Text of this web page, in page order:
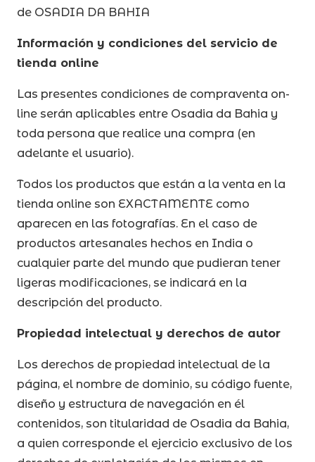
de OSADIA DA BAHIA
Información y condiciones del servicio de
tienda online
Las presentes condiciones de compraventa on-
line serán aplicables entre Osadia da Bahia y
toda persona que realice una compra (en
adelante el usuario).
Todos los productos que están a la venta en la
tienda online son EXACTAMENTE como
aparecen en las fotografías. En el caso de
productos artesanales hechos en India o
cualquier parte del mundo que pudieran tener
ligeras modificaciones, se indicará en la
descripción del producto.
Propiedad intelectual y derechos de autor
Los derechos de propiedad intelectual de la
página, el nombre de dominio, su código fuente,
diseño y estructura de navegación en él
contenidos, son titularidad de Osadia da Bahia,
a quien corresponde el ejercicio exclusivo de los